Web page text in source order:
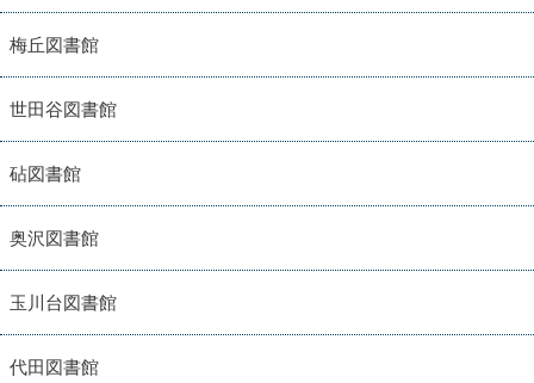
梅丘図書館
世田谷図書館
砧図書館
奥沢図書館
玉川台図書館
代田図書館